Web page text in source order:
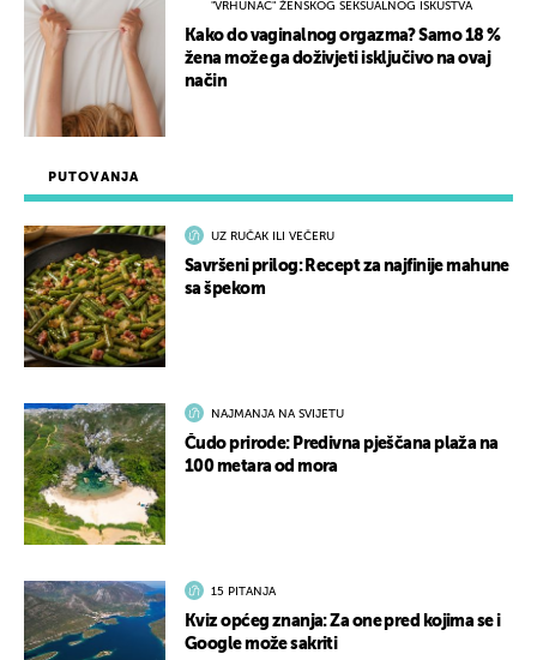
PUTOVANJA
UZ RUČAK ILI VEČERU
Savršeni prilog: Recept za najfinije mahune
sa špekom
NAJMANJA NA SVIJETU
Čudo prirode: Predivna pješčana plaža na
100 metara od mora
15 PITANJA
Kviz općeg znanja: Za one pred kojima se i
Google može sakriti
"VRHUNAC" ŽENSKOG SEKSUALNOG ISKUSTVA
Kako do vaginalnog orgazma? Samo 18 %
žena može ga doživjeti isključivo na ovaj
način